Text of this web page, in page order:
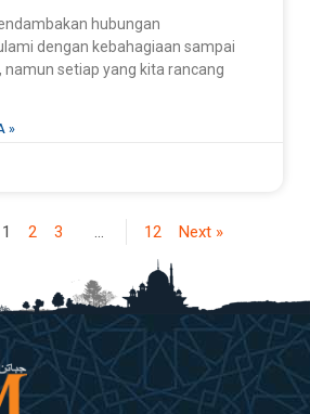
hubungan
dengan kebahagiaan sampai
namun setiap yang kita rancang
»
1 2 3 … 12 Next »